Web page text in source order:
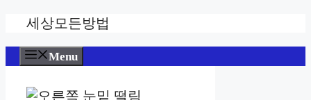
Skip
content
세상모든방법
Menu